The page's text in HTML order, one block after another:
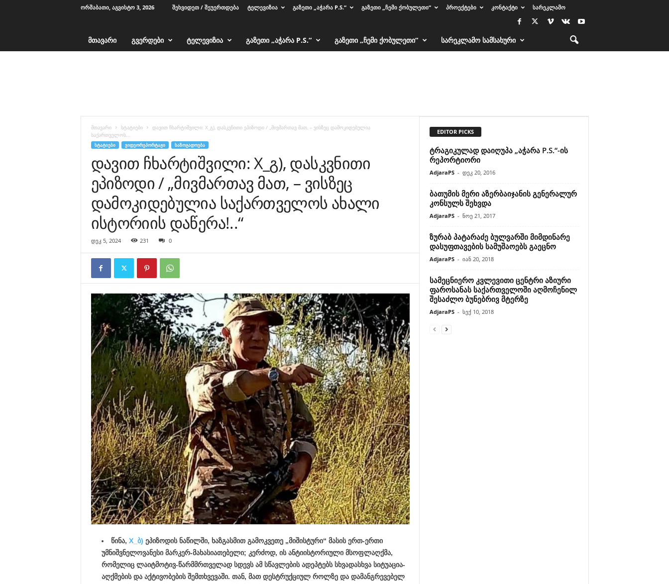
ᲝᲠᲨᲐᲑᲐᲗᲘ, ᲐᲒᲕᲘᲡᲢᲝ 3, 2026 ᲨᲔᲮᲕᲘᲓᲔᲗ / ᲨᲔᲣᲔᲠᲗᲓᲔᲑᲐ ᲢᲔᲚᲔᲕᲘᲖᲘᲐ ᲒᲐᲖᲔᲗᲘ „ᲐᲭᲐᲠᲐ P.S.“ ᲒᲐᲖᲔᲗᲘ „ᲩᲔᲛᲘ ᲥᲝᲑᲣᲚᲔᲗᲘ“ ᲞᲠᲝᲔᲥᲢᲔᲑᲘ ᲙᲝᲜᲢᲐᲥᲢᲘ ᲡᲐᲠᲔᲙᲚᲐᲛᲝ
ᲛᲗᲐᲕᲐᲠᲘ ᲒᲕᲔᲠᲓᲔᲑᲘ ᲢᲔᲚᲔᲕᲘᲖᲘᲐ ᲒᲐᲖᲔᲗᲘ „ᲐᲭᲐᲠᲐ P.S.“ ᲒᲐᲖᲔᲗᲘ „ᲩᲔᲛᲘ ᲥᲝᲑᲣᲚᲔᲗᲘ“ ᲡᲐᲠᲔᲙᲚᲐᲛᲝ ᲡᲐᲛᲡᲐᲮᲣᲠᲘ
მთავარი სტატიები
დავით ჩხარტიშვილი: X_გ), დასკვნითი ეპიზოდი / „მივმართავ მათ, – ვისზეც დამოკიდებულია
საქართველოს...
ᲡᲢᲐᲢᲘᲔᲑᲘ ᲕᲘᲓᲔᲝᲠᲔᲞᲝᲠᲢᲐᲟᲘ ᲡᲐᲖᲝᲒᲐᲓᲝᲔᲑᲐ
დავით ჩხარტიშვილი: X_გ), დასკვნითი
ეპიზოდი / „მივმართავ მათ, – ვისზეც
დამოკიდებულია საქართველოს ახალი
ისტორიის დაწერა!..“
დეკ 5, 2024 231 0
წინა, X_ბ) ეპიზოდის ნაწილში, ხაზგასმით გამოკვეთე „მიშისტური“ მასის ერთ-ერთი
უმნიშვნელოვანესი მარკერ-მახასიათებელი; კერძოდ, ის ანტიისტორიული მსოფლაღქმა,
რომელიც ლაიტმოტივ-წარმმრთველად სდევს ამ სწავლების ადეპტებს სხვადასხვა სიტუაცია-
აღქმების და აქტივობების შემთხვევაში. თან, მათ დესტრუქციულ როლზე და დამანგრევებელ
EDITOR PICKS
ტრაგიკულად დაიღუპა „აჭარა P.S.“-ის
რეპორტიორი
AdjaraPS - დეკ 20, 2016
ბათუმის მერი აზერბაიჯანის გენერალურ
კონსულს შეხვდა
AdjaraPS - ნოე 21, 2017
ზურაბ პატარაძე ბულვარში მიმდინარე
დასუფთავების სამუშაოებს გაეცნო
AdjaraPS - იან 20, 2018
სამეცნიერო კვლევითი ცენტრი აზიური
ფაროსანას საქართველოში აღმოჩენილ
შესაძლო ბუნებრივ მტერზე
AdjaraPS - სექ 10, 2018